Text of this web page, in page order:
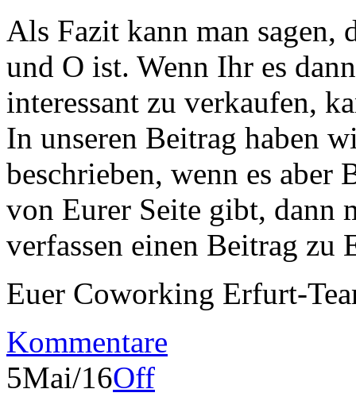
Als Fazit kann man sagen,
und O ist. Wenn Ihr es
interessant zu verkaufen,
In unseren Beitrag haben
beschrieben, wenn es
von Eurer Seite gibt, dann
verfassen einen Beitrag zu
Euer Coworking Erfurt-
Kommentare
5Mai/16Off